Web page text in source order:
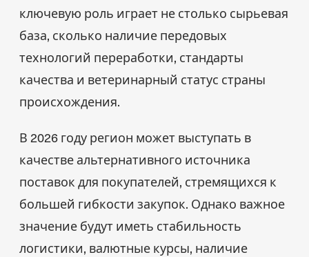
ключевую роль играет не столько сырьевая
база, сколько наличие передовых
технологий переработки, стандарты
качества и ветеринарный статус страны
происхождения.
В 2026 году регион может выступать в
качестве альтернативного источника
поставок для покупателей, стремящихся к
большей гибкости закупок. Однако важное
значение будут иметь стабильность
логистики, валютные курсы, наличие